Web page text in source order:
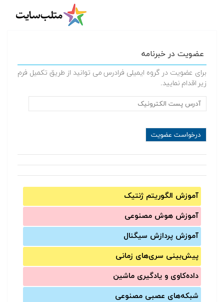
عضویت در خبرنامه
برای عضویت در گروه ایمیلی فرادرس می توانید از طریق تکمیل فرم
زیر اقدام نمایید.
آموزش الگوریتم ژنتیک
آموزش‌ هوش مصنوعی
آموزش‌ پردازش سیگنال
پیش‌‌بینی سری‌‌های زمانی
داده‌کاوی و یادگیری ماشین
شبکه‌های عصبی مصنوعی